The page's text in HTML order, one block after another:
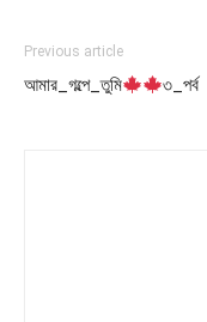
Previous article
আমার_গল্পে_তুমি ৩_পর্ব